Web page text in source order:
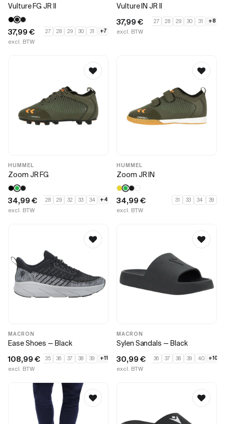
Vulture FG JR II
37,99 €
excl. BTW
27 28 29 30 31 +7
Vulture IN JR II
37,99 €
excl. BTW
27 28 29 30 31 +8
HUMMEL
Zoom JR FG
34,99 €
excl. BTW
28 29 32 33 34 +4
HUMMEL
Zoom JR IN
34,99 €
excl. BTW
31 33 34 39
MACRON
Ease Shoes — Black
108,99 €
excl. BTW
35 36 37 38 39 +11
MACRON
Sylen Sandals — Black
30,99 €
excl. BTW
36 37 38 39 40 +10